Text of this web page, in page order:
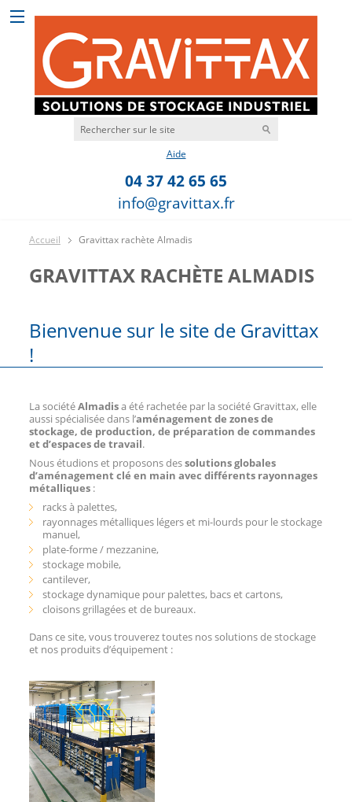
Aide
04 37 42 65 65
info@gravittax.fr
Accueil Gravittax rachète Almadis
GRAVITTAX RACHÈTE ALMADIS
Bienvenue sur le site de Gravittax
!
La sociétéAlmadisa été rachetée par la société Gravittax, elle
aussi spécialisée dans l’aménagement de zones de
stockage, de production, de préparation de commandes
et d’espaces de travail.
Nous étudions et proposons dessolutions globales
d’aménagement clé en main avec différents rayonnages
métalliques:
racks à palettes,
rayonnages métalliques légers et mi-lourds pour le stockage
manuel,
plate-forme / mezzanine,
stockage mobile,
cantilever,
stockage dynamique pour palettes, bacs et cartons,
cloisons grillagées et de bureaux.
Dans ce site, vous trouverez toutes nos solutions de stockage
et nos produits d’équipement :